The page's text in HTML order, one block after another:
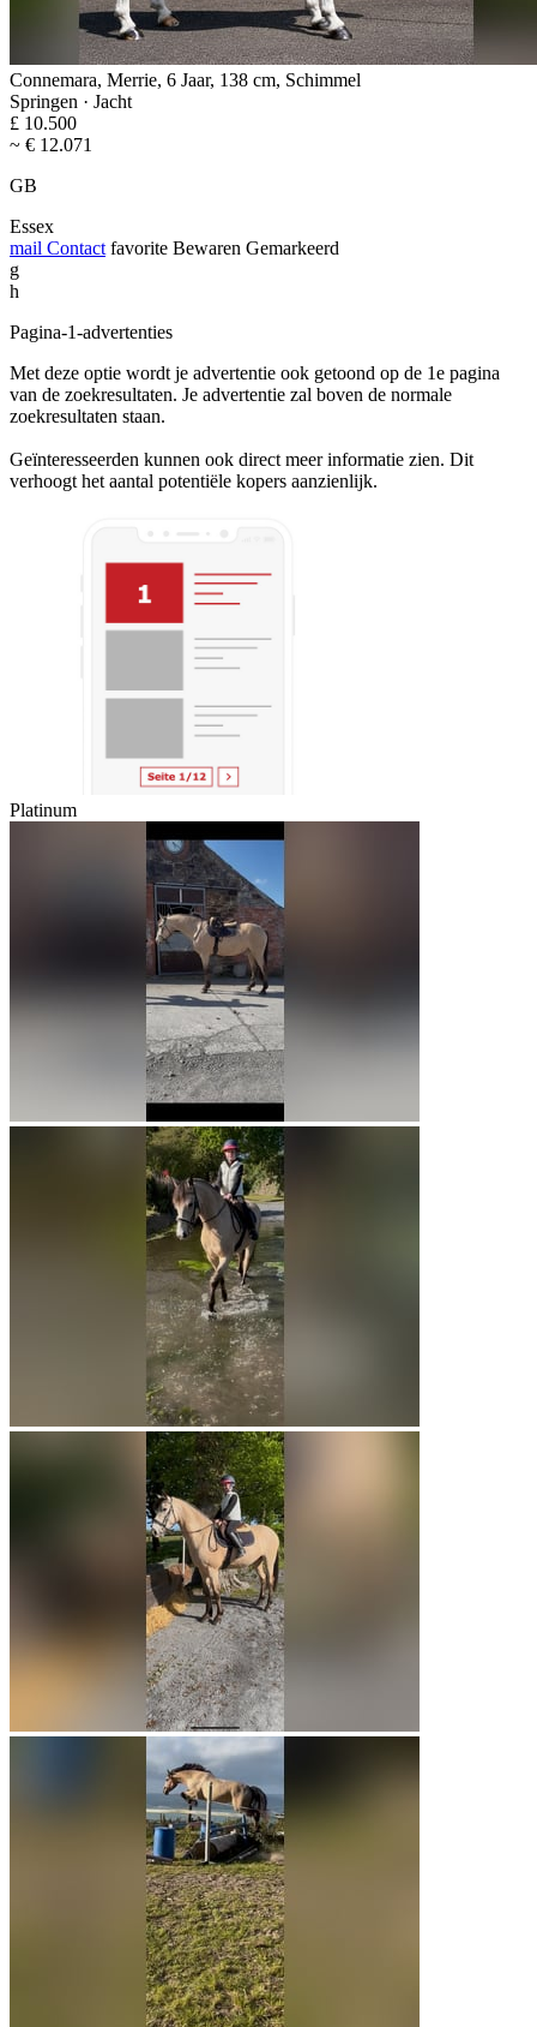
Connemara, Merrie, 6 Jaar, 138 cm, Schimmel
Springen · Jacht
£ 10.500
~ € 12.071
GB
Essex
mail Contact favorite Bewaren Gemarkeerd
g
h
Pagina-1-advertenties
Met deze optie wordt je advertentie ook getoond op de 1e pagina
van de zoekresultaten. Je advertentie zal boven de normale
zoekresultaten staan.
Geïnteresseerden kunnen ook direct meer informatie zien. Dit
verhoogt het aantal potentiële kopers aanzienlijk.
Platinum